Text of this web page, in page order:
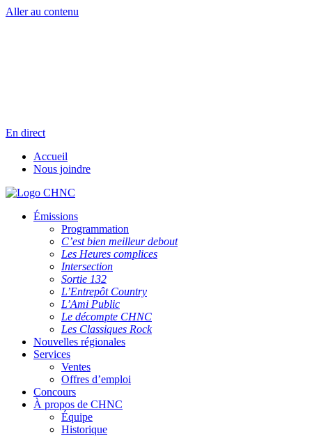
Aller au contenu
En direct
Accueil
Nous joindre
Émissions
Programmation
C’est bien meilleur debout
Les Heures complices
Intersection
Sortie 132
L’Entrepôt Country
L’Ami Public
Le décompte CHNC
Les Classiques Rock
Nouvelles régionales
Services
Ventes
Offres d’emploi
Concours
À propos de CHNC
Équipe
Historique